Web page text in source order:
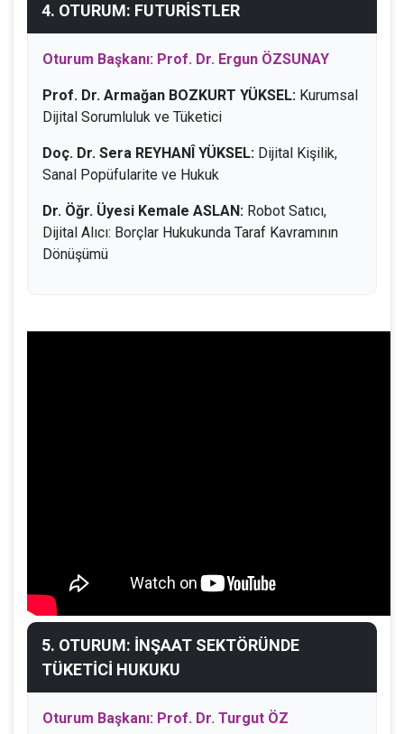
4. OTURUM: FUTURİSTLER
Oturum Başkanı: Prof. Dr. Ergun ÖZSUNAY
Prof. Dr. Armağan BOZKURT YÜKSEL: Kurumsal
Dijital Sorumluluk ve Tüketici
Doç. Dr. Sera REYHANÎ YÜKSEL: Dijital Kişilik,
Sanal Popüfularite ve Hukuk
Dr. Öğr. Üyesi Kemale ASLAN: Robot Satıcı,
Dijital Alıcı: Borçlar Hukukunda Taraf Kavramının
Dönüşümü
5. OTURUM: İNŞAAT SEKTÖRÜNDE
TÜKETİCİ HUKUKU
Oturum Başkanı: Prof. Dr. Turgut ÖZ